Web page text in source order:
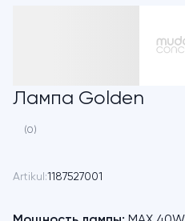
Лампа Golden
(0)
Artikul:1187527001